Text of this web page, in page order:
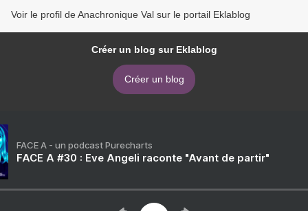
Voir le profil de Anachronique Val sur le portail Eklablog
Créer un blog sur Eklablog
Créer un blog
FACE A - un podcast Purecharts
FACE A #30 : Eve Angeli raconte "Avant de partir"